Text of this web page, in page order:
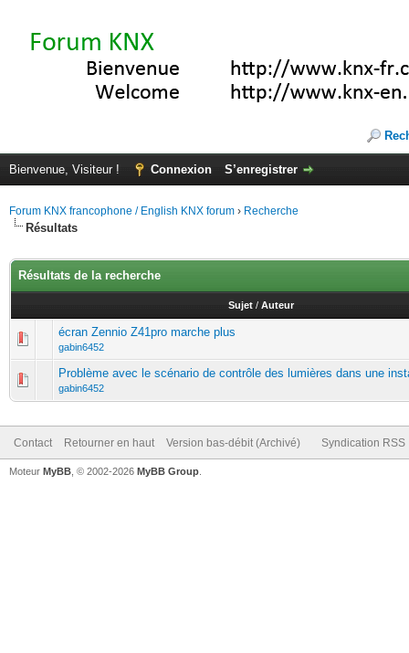
Bienvenue, Visiteur ! Connexion S’enregistrer
Forum KNX francophone / English KNX forum › Recherche
Résultats
Résultats de la recherche
Sujet / Auteur
écran Zennio Z41pro marche plus
gabin6452
Problème avec le scénario de contrôle des lumières dans une
gabin6452
Contact Retourner en haut Version bas-débit (Archivé) Syndication RSS
Moteur MyBB , © 2002-2026 MyBB Group